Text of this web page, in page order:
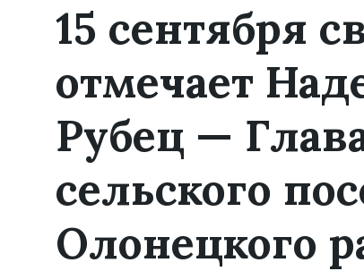
15 сентября
отмечает
Рубец —
сельского
Олонецкого